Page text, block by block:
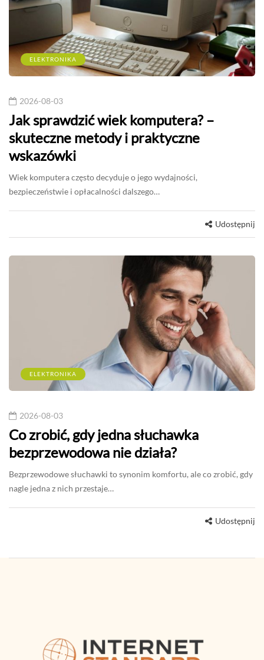
ELEKTRONIKA
2026-08-03
Jak sprawdzić wiek komputera? –
skuteczne metody i praktyczne
wskazówki
Wiek komputera często decyduje o jego wydajności,
bezpieczeństwie i opłacalności dalszego…
Udostępnij
ELEKTRONIKA
2026-08-03
Co zrobić, gdy jedna słuchawka
bezprzewodowa nie działa?
Bezprzewodowe słuchawki to synonim komfortu, ale co zrobić, gdy
nagle jedna z nich przestaje…
Udostępnij